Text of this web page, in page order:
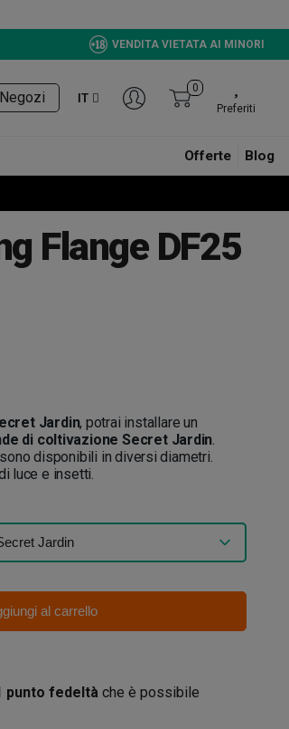
VENDITA VIETATA AI MINORI
Negozi IT
0
Preferiti
Offerte Blog
Flange DF25
Jardin, potrai installare un
di coltivazione Secret Jardin.
disponibili in diversi diametri.
luce e insetti.
al carrello
punto fedeltà che è possibile